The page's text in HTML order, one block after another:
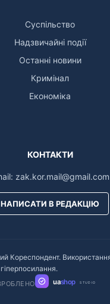
Суспільство
Надзвичайні події
Останні новини
Кримінал
Економіка
КОНТАКТИ
zak.kor.mail@gmail.com
НАПИСАТИ В РЕДАКЦІЮ
Кореспондент. Використання
uashop STUDIO